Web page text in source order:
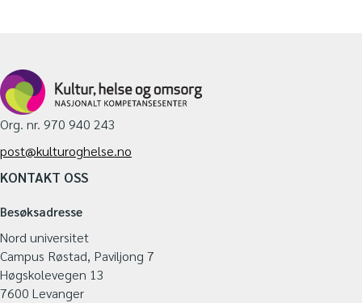
Org. nr. 970 940 243
post@kulturoghelse.no
KONTAKT OSS
Besøksadresse
Nord universitet
Campus Røstad, Paviljong 7
Høgskolevegen 13
7600 Levanger